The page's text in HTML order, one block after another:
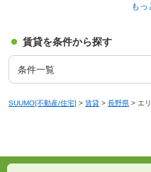
もっ
賃貸を条件から探す
条件一覧
SUUMO[不動産/住宅] > 賃貸 > 長野県 > エ